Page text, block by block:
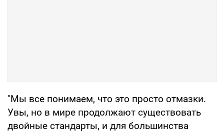
"Мы все понимаем, что это просто отмазки.
Увы, но в мире продолжают существовать
двойные стандарты, и для большинства